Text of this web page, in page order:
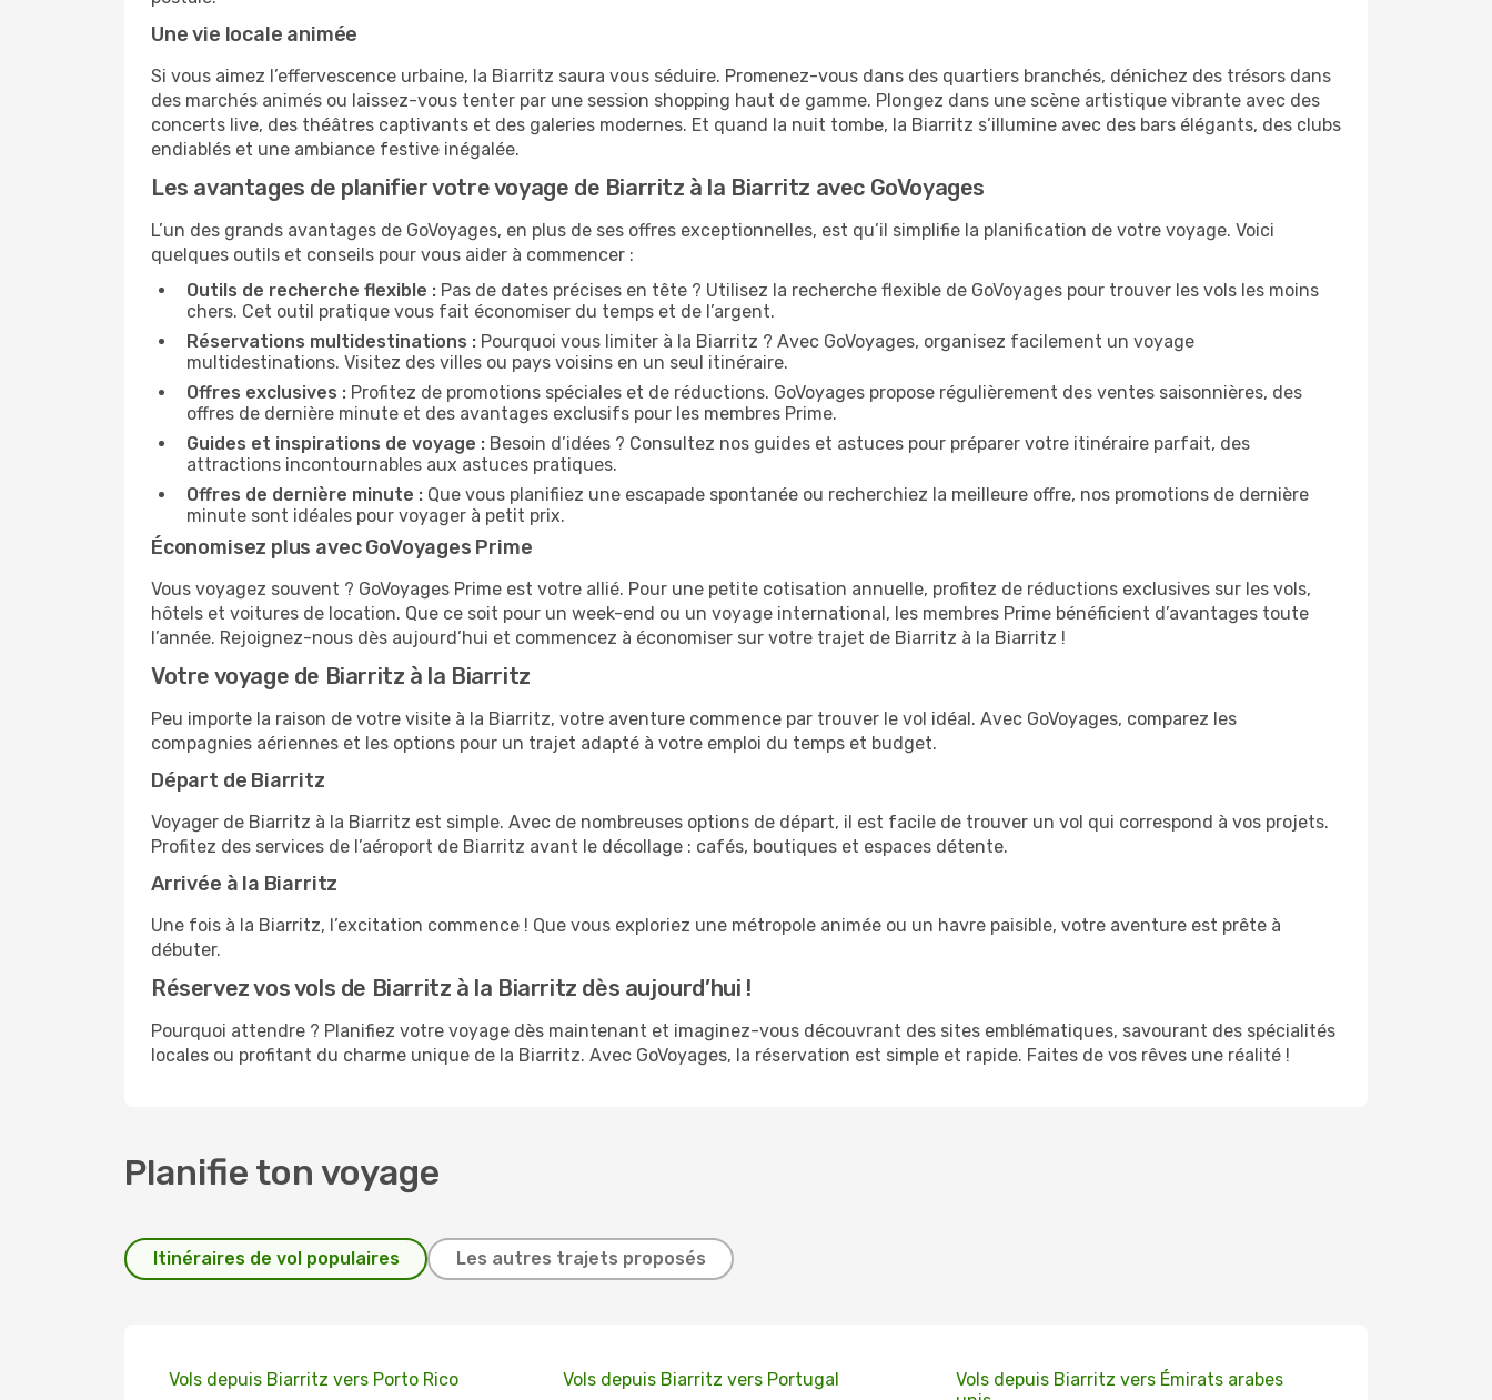
Une vie locale animée
Si vous aimez l’effervescence urbaine, la Biarritz saura vous séduire. Promenez-vous dans des quartiers branchés, dénichez des trésors dans
des marchés animés ou laissez-vous tenter par une session shopping haut de gamme. Plongez dans une scène artistique vibrante avec des
concerts live, des théâtres captivants et des galeries modernes. Et quand la nuit tombe, la Biarritz s’illumine avec des bars élégants, des clubs
endiablés et une ambiance festive inégalée.
Les avantages de planifier votre voyage de Biarritz à la Biarritz avec GoVoyages
L’un des grands avantages de GoVoyages, en plus de ses offres exceptionnelles, est qu’il simplifie la planification de votre voyage. Voici
quelques outils et conseils pour vous aider à commencer :
Outils de recherche flexible : Pas de dates précises en tête ? Utilisez la recherche flexible de GoVoyages pour trouver les vols les moins
chers. Cet outil pratique vous fait économiser du temps et de l’argent.
Réservations multidestinations : Pourquoi vous limiter à la Biarritz ? Avec GoVoyages, organisez facilement un voyage
multidestinations. Visitez des villes ou pays voisins en un seul itinéraire.
Offres exclusives : Profitez de promotions spéciales et de réductions. GoVoyages propose régulièrement des ventes saisonnières, des
offres de dernière minute et des avantages exclusifs pour les membres Prime.
Guides et inspirations de voyage : Besoin d’idées ? Consultez nos guides et astuces pour préparer votre itinéraire parfait, des
attractions incontournables aux astuces pratiques.
Offres de dernière minute : Que vous planifiiez une escapade spontanée ou recherchiez la meilleure offre, nos promotions de dernière
minute sont idéales pour voyager à petit prix.
Économisez plus avec GoVoyages Prime
Vous voyagez souvent ? GoVoyages Prime est votre allié. Pour une petite cotisation annuelle, profitez de réductions exclusives sur les vols,
hôtels et voitures de location. Que ce soit pour un week-end ou un voyage international, les membres Prime bénéficient d’avantages toute
l’année. Rejoignez-nous dès aujourd’hui et commencez à économiser sur votre trajet de Biarritz à la Biarritz !
Votre voyage de Biarritz à la Biarritz
Peu importe la raison de votre visite à la Biarritz, votre aventure commence par trouver le vol idéal. Avec GoVoyages, comparez les
compagnies aériennes et les options pour un trajet adapté à votre emploi du temps et budget.
Départ de Biarritz
Voyager de Biarritz à la Biarritz est simple. Avec de nombreuses options de départ, il est facile de trouver un vol qui correspond à vos projets.
Profitez des services de l’aéroport de Biarritz avant le décollage : cafés, boutiques et espaces détente.
Arrivée à la Biarritz
Une fois à la Biarritz, l’excitation commence ! Que vous exploriez une métropole animée ou un havre paisible, votre aventure est prête à
débuter.
Réservez vos vols de Biarritz à la Biarritz dès aujourd’hui !
Pourquoi attendre ? Planifiez votre voyage dès maintenant et imaginez-vous découvrant des sites emblématiques, savourant des spécialités
locales ou profitant du charme unique de la Biarritz. Avec GoVoyages, la réservation est simple et rapide. Faites de vos rêves une réalité !
Planifie ton voyage
Itinéraires de vol populaires Les autres trajets proposés
Vols depuis Biarritz vers Porto Rico Vols depuis Biarritz vers Portugal
Vols depuis Biarritz vers Émirats arabes